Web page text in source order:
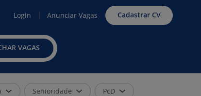
Login Anunciar Vagas Cadastrar CV
VAGAS
Senioridade PcD